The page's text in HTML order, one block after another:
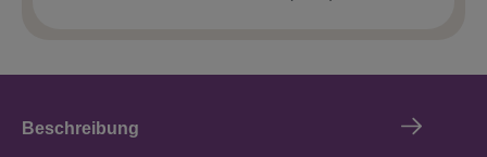
Beschreibung